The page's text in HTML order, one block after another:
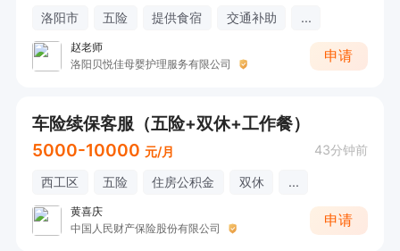
洛阳市 五险 提供食宿 交通补助 ...
赵老师
洛阳贝悦佳母婴护理服务有限公司
申请
车险续保客服（五险+双休+工作餐）
5000-10000 元/月 43分钟前
西工区 五险 住房公积金 双休 ...
黄喜庆
中国人民财产保险股份有限公司
申请